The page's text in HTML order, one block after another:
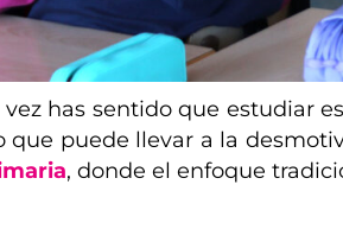
has sentido que estudiar
que puede llevar a la
, donde el enfoque